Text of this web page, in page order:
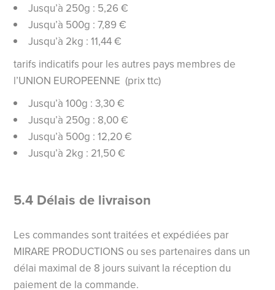
Jusqu’à 250g : 5,26 €
Jusqu’à 500g : 7,89 €
Jusqu’à 2kg : 11,44 €
tarifs indicatifs pour les autres pays membres de
l’UNION EUROPEENNE (prix ttc)
Jusqu’à 100g : 3,30 €
Jusqu’à 250g : 8,00 €
Jusqu’à 500g : 12,20 €
Jusqu’à 2kg : 21,50 €
5.4 Délais de livraison
Les commandes sont traitées et expédiées par
MIRARE PRODUCTIONS ou ses partenaires dans un
délai maximal de 8 jours suivant la réception du
paiement de la commande.